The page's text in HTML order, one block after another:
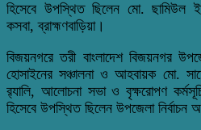
হিসেবে উপস্থিত ছিলেন মো. ছামিউল
কসবা, ব্রাহ্মণবাড়িয়া।
বিজয়নগরে তরী বাংলাদেশ বিজয়নগর
হোসাইনের সঞ্চালনা ও আহবায়ক মো.
র‍্যালি, আলোচনা সভা ও বৃক্ষরোপণ
হিসেবে উপস্থিত ছিলেন উপজেলা